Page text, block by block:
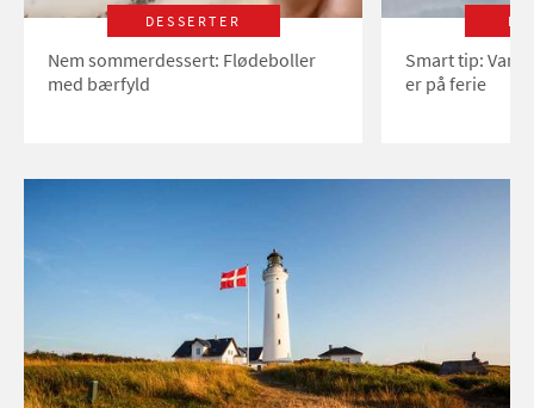
DESSERTER
Nem sommerdessert: Flødeboller
med bærfyld
Smart tip:
er på ferie